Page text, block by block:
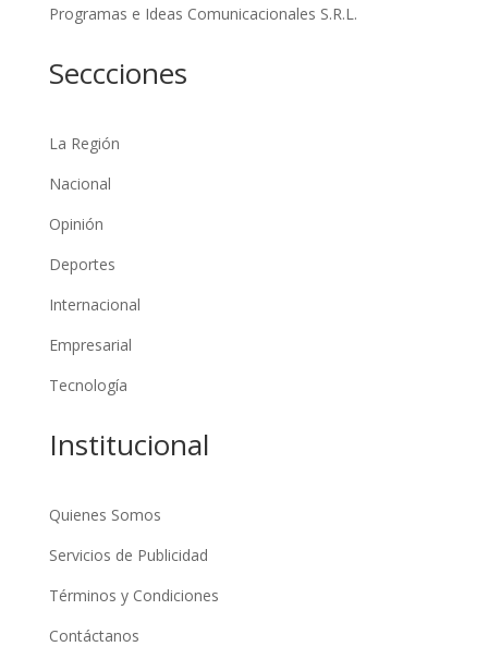
Programas e Ideas Comunicacionales S.R.L.
Seccciones
La Región
Nacional
Opinión
Deportes
Internacional
Empresarial
Tecnología
Institucional
Quienes Somos
Servicios de Publicidad
Términos y Condiciones
Contáctanos